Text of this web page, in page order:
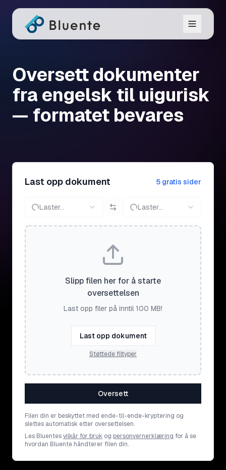
Oversett dokumenter
fra engelsk til uigurisk
— formatet bevares
Last opp dokument 5 gratis sider
Laster... Laster...
Slipp filen her for å starte
oversettelsen
Last opp filer på inntil 100 MB!
Last opp dokument
Støttede filtyper
Oversett
Filen din er beskyttet med ende-til-ende-kryptering og
slettes automatisk etter oversettelsen.
Les Bluentesvilkår for bruk og personvernerklæring for å se
hvordan Bluente håndterer filen din.